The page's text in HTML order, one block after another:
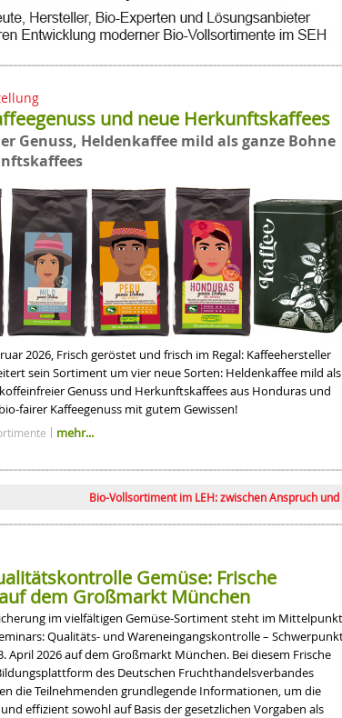
Dürre sprechen
und neue Herkunftskaffees
Genuss, Heldenkaffee mild als ganze Bohne
2026, Frisch geröstet und frisch im Regal: Kaffeehersteller
sein Sortiment um vier neue Sorten: Heldenkaffee mild als
Genuss und Herkunftskaffees aus Honduras und
fairer Kaffeegenuss mit gutem Gewissen!
mehr...
Bio-Vollsortiment im LEH: zwischen Anspruch und Realität
Gemüse: Frische
dem Großmarkt München
im vielfältigen Gemüse-Sortiment steht im Mittelpunkt
Qualitäts- und Wareneingangskontrolle –
April 2026 auf dem Großmarkt München. Bei diesem Frische
des Deutschen Fruchthandelsverbandes
die Teilnehmenden grundlegende Informationen, um die
effizient sowohl auf Basis der gesetzlichen Vorgaben als